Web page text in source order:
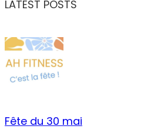
LATEST POSTS
Fête du 30 mai